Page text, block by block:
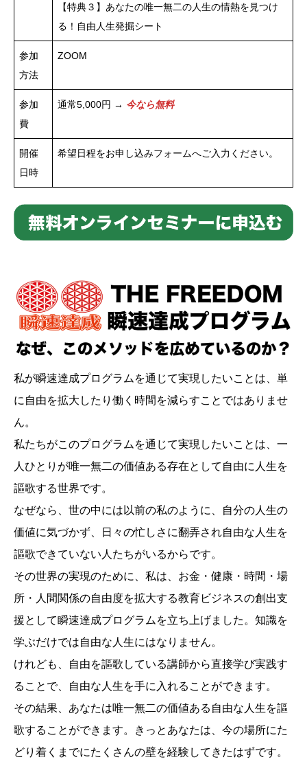
【特典３】あなたの唯一無二の人生の情熱を見つけ
る！自由人生発掘シート
参加
方法
ZOOM
参加
費
通常5,000円 → 今なら無料
開催
日時
希望日程をお申し込みフォームへご入力ください。
私が瞬速達成プログラムを通じて実現したいことは、単
に自由を拡大したり働く時間を減らすことではありませ
ん。
私たちがこのプログラムを通じて実現したいことは、一
人ひとりが唯一無二の価値ある存在として自由に人生を
謳歌する世界です。
なぜなら、世の中には以前の私のように、自分の人生の
価値に気づかず、日々の忙しさに翻弄され自由な人生を
謳歌できていない人たちがいるからです。
その世界の実現のために、私は、お金・健康・時間・場
所・人間関係の自由度を拡大する教育ビジネスの創出支
援として瞬速達成プログラムを立ち上げました。知識を
学ぶだけでは自由な人生にはなりません。
けれども、自由を謳歌している講師から直接学び実践す
ることで、自由な人生を手に入れることができます。
その結果、あなたは唯一無二の価値ある自由な人生を謳
歌することができます。きっとあなたは、今の場所にた
どり着くまでにたくさんの壁を経験してきたはずです。